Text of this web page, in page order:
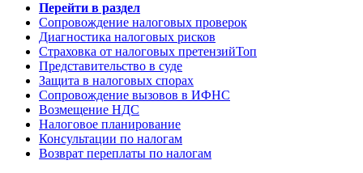
Перейти в раздел
Сопровождение налоговых проверок
Диагностика налоговых рисков
Страховка от налоговых претензийТоп
Представительство в суде
Защита в налоговых спорах
Сопровождение вызовов в ИФНС
Возмещение НДС
Налоговое планирование
Консультации по налогам
Возврат переплаты по налогам